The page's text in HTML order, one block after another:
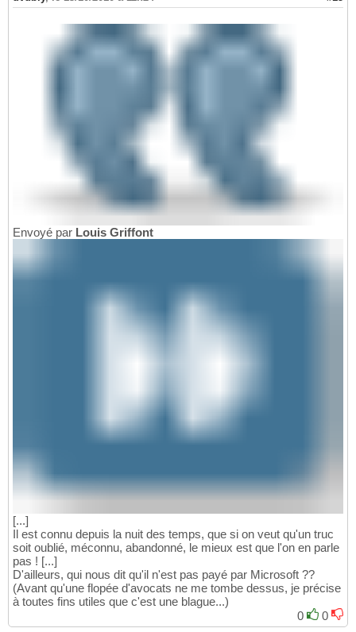
Envoyé par Louis Griffont
[...]
Il est connu depuis la nuit des temps, que si on veut qu'un truc
soit oublié, méconnu, abandonné, le mieux est que l'on en parle
pas ! [...]
D'ailleurs, qui nous dit qu'il n'est pas payé par Microsoft ??
(Avant qu'une flopée d'avocats ne me tombe dessus, je précise
à toutes fins utiles que c'est une blague...)
0
0